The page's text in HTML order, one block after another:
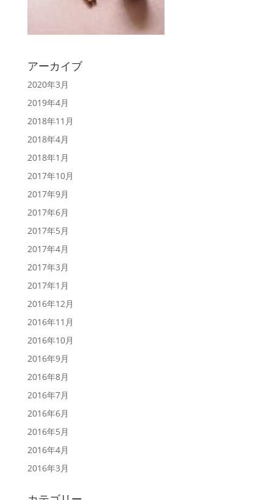
アーカイブ
2020年3月
2019年4月
2018年11月
2018年4月
2018年1月
2017年10月
2017年9月
2017年6月
2017年5月
2017年4月
2017年3月
2017年1月
2016年12月
2016年11月
2016年10月
2016年9月
2016年8月
2016年7月
2016年6月
2016年5月
2016年4月
2016年3月